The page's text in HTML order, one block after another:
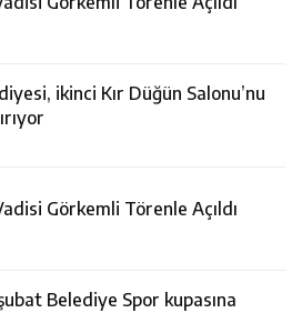
ikinci Kır Düğün Salonu’nu
Görkemli Törenle Açıldı
Belediye Spor kupasına